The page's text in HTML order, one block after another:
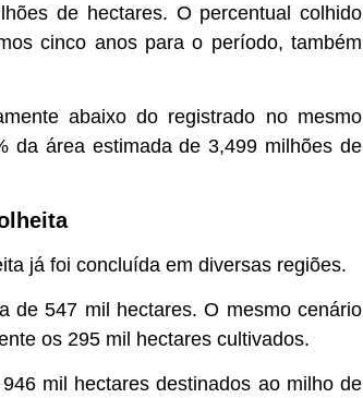
de hectares. O percentual colhido
cinco anos para o período, também
abaixo do registrado no mesmo
da área estimada de 3,499 milhões de
já foi concluída em diversas regiões.
de 547 mil hectares. O mesmo cenário
os 295 mil hectares cultivados.
mil hectares destinados ao milho de